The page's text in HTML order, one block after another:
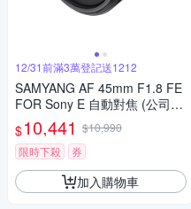
12/31前滿3萬登記送1212
SAMYANG AF 45mm F1.8 FE
FOR Sony E 自動對焦 (公司
貨)
$10,441 $10,990
限時下殺
券
加入購物車